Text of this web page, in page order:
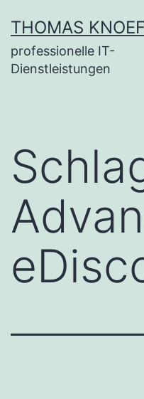
Inhalt
springen
THOMAS
professionelle IT-
Dienstleistungen